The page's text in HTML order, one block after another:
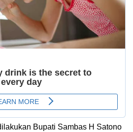
Bupati Sambas H Satono